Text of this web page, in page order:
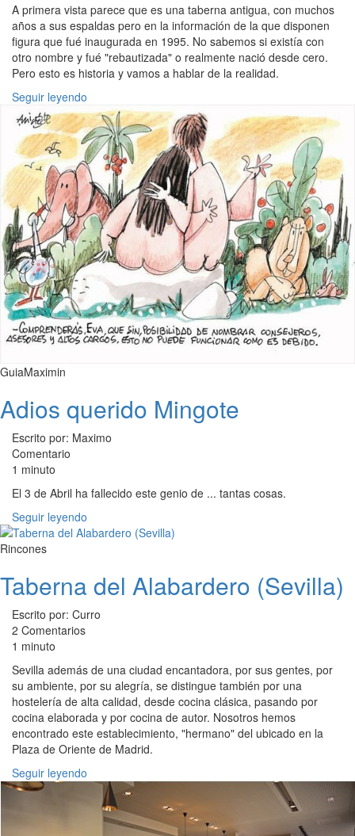
A primera vista parece que es una taberna antigua, con muchos
años a sus espaldas pero en la información de la que disponen
figura que fué inaugurada en 1995. No sabemos si existía con
otro nombre y fué "rebautizada" o realmente nació desde cero.
Pero esto es historia y vamos a hablar de la realidad.
Seguir leyendo
GuiaMaximin
Adios querido Mingote
Escrito por: Maximo
Comentario
1 minuto
El 3 de Abril ha fallecido este genio de ... tantas cosas.
Seguir leyendo
Rincones
Taberna del Alabardero (Sevilla)
Escrito por: Curro
2 Comentarios
1 minuto
Sevilla además de una ciudad encantadora, por sus gentes, por
su ambiente, por su alegría, se distingue también por una
hostelería de alta calidad, desde cocina clásica, pasando por
cocina elaborada y por cocina de autor. Nosotros hemos
encontrado este establecimiento, "hermano" del ubicado en la
Plaza de Oriente de Madrid.
Seguir leyendo